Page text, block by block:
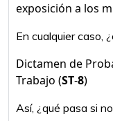
exposición a los
En cualquier caso,
Dictamen de
Trabajo (ST-8)
Así, ¿qué pasa si